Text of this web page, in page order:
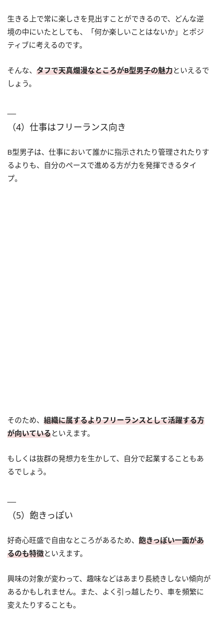
生きる上で常に楽しさを見出すことができるので、どんな逆
境の中にいたとしても、「何か楽しいことはないか」とポジ
ティブに考えるのです。
そんな、 タフで天真爛漫なところがB型男子の魅力といえるで
しょう。
（4）仕事はフリーランス向き
B型男子は、仕事において誰かに指示されたり管理されたりす
るよりも、自分のペースで進める方が力を発揮できるタイ
プ。
そのため、 組織に属するよりフリーランスとして活躍する方
が向いているといえます。
もしくは抜群の発想力を生かして、自分で起業することもあ
るでしょう。
（5）飽きっぽい
好奇心旺盛で自由なところがあるため、 飽きっぽい一面があ
るのも特徴といえます。
興味の対象が変わって、趣味などはあまり長続きしない傾向が
あるかもしれません。また、よく引っ越したり、車を頻繁に
変えたりすることも。